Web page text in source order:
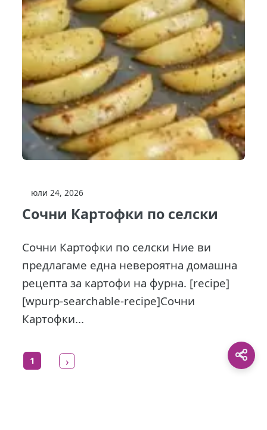
юли 24, 2026
Сочни Картофки по селски
Сочни Картофки по селски Ние ви
предлагаме една невероятна домашна
рецепта за картофи на фурна. [recipe]
[wpurp-searchable-recipe]Сочни
Картофки...
1